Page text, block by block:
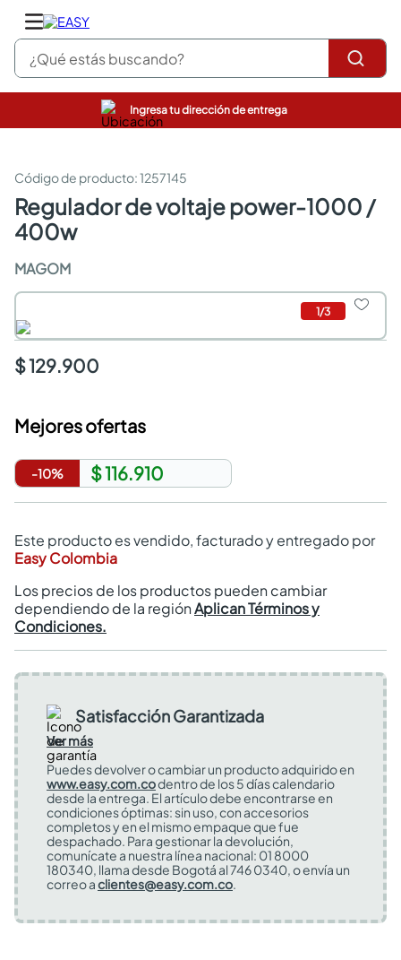
¿Qué estás buscando?
Ingresa tu dirección de entrega
:1257145
regulador de voltaje power-1000 /
400w
MAGOM
1/3
$ 129.900
Mejores ofertas
-10% $ 116.910
Este producto es vendido, facturado y entregado por
Easy Colombia
Los precios de los productos pueden cambiar
dependiendo de la regiónAplican Términos y
Condiciones.
Satisfacción Garantizada
Ver más
Puedes devolver o cambiar un producto adquirido en
www.easy.com.codentro de los 5 días calendario
desde la entrega. El artículo debe encontrarse en
condiciones óptimas: sin uso, con accesorios
completos y en el mismo empaque que fue
despachado. Para gestionar la devolución,
comunícate a nuestra línea nacional: 01 8000
180340, llama desde Bogotá al 746 0340, o envía un
correo aclientes@easy.com.co.
pinturas
sanitarios
comedor
escritorio
armarios closet
comedores